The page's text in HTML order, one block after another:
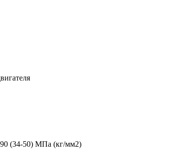
(34-50) МПа (кг/мм2)